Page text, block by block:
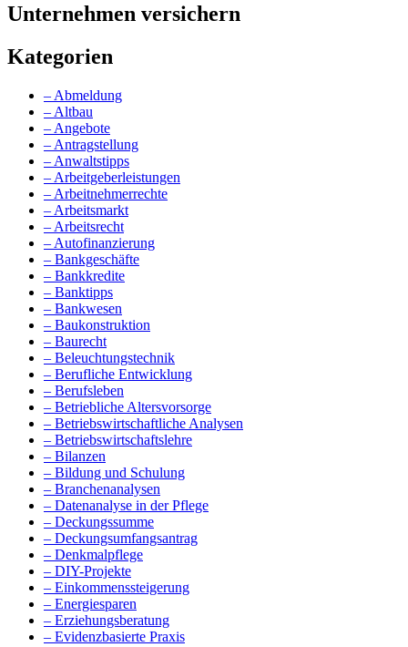
Unternehmen versichern
Kategorien
– Abmeldung
– Altbau
– Angebote
– Antragstellung
– Anwaltstipps
– Arbeitgeberleistungen
– Arbeitnehmerrechte
– Arbeitsmarkt
– Arbeitsrecht
– Autofinanzierung
– Bankgeschäfte
– Bankkredite
– Banktipps
– Bankwesen
– Baukonstruktion
– Baurecht
– Beleuchtungstechnik
– Berufliche Entwicklung
– Berufsleben
– Betriebliche Altersvorsorge
– Betriebswirtschaftliche Analysen
– Betriebswirtschaftslehre
– Bilanzen
– Bildung und Schulung
– Branchenanalysen
– Datenanalyse in der Pflege
– Deckungssumme
– Deckungsumfangsantrag
– Denkmalpflege
– DIY-Projekte
– Einkommenssteigerung
– Energiesparen
– Erziehungsberatung
– Evidenzbasierte Praxis